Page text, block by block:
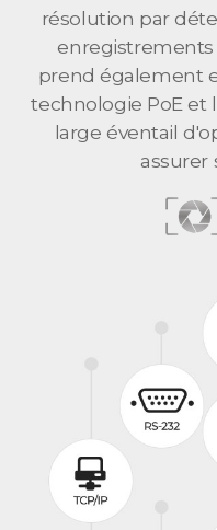
résolution par
enregistrements
prend également
technologie PoE et
large éventail
assurer